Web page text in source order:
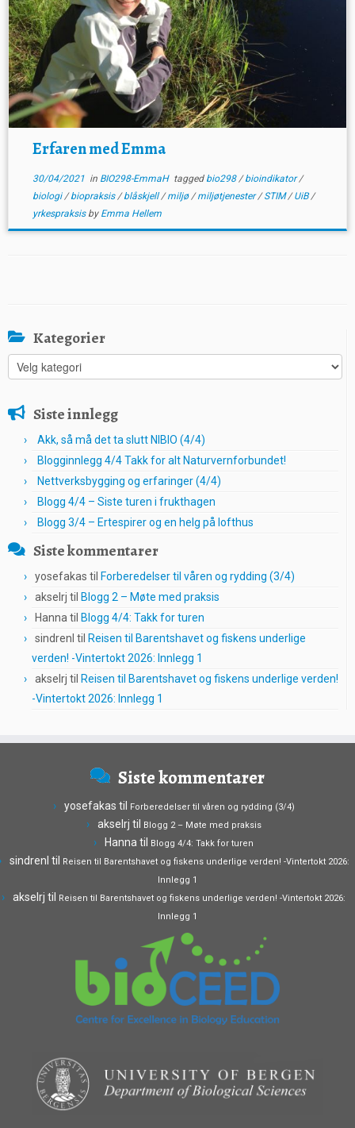
Erfaren med Emma
30/04/2021in BIO298-EmmaH tagged bio298/bioindikator/
biologi/biopraksis/blåskjell/miljø/miljøtjenester/STIM/UiB/
yrkespraksis by Emma Hellem
Kategorier
Kategorier
Siste innlegg
Akk, så må det ta slutt NIBIO (4/4)
Blogginnlegg 4/4 Takk for alt Naturvernforbundet!
Nettverksbygging og erfaringer (4/4)
Blogg 4/4 – Siste turen i frukthagen
Blogg 3/4 – Ertespirer og en helg på lofthus
Siste kommentarer
yosefakas til Forberedelser til våren og rydding (3/4)
akselrj til Blogg 2 – Møte med praksis
Hanna til Blogg 4/4: Takk for turen
sindrenl til Reisen til Barentshavet og fiskens underlige
verden! -Vintertokt 2026: Innlegg 1
akselrj til Reisen til Barentshavet og fiskens underlige verden!
-Vintertokt 2026: Innlegg 1
Siste kommentarer
yosefakas til Forberedelser til våren og rydding (3/4)
akselrj til Blogg 2 – Møte med praksis
Hanna til Blogg 4/4: Takk for turen
sindrenl til Reisen til Barentshavet og fiskens underlige verden! -Vintertokt 2026:
Innlegg 1
akselrj til Reisen til Barentshavet og fiskens underlige verden! -Vintertokt 2026:
Innlegg 1